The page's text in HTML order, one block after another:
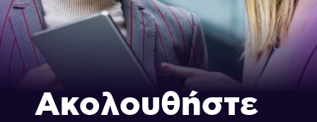
Ακολουθήστε